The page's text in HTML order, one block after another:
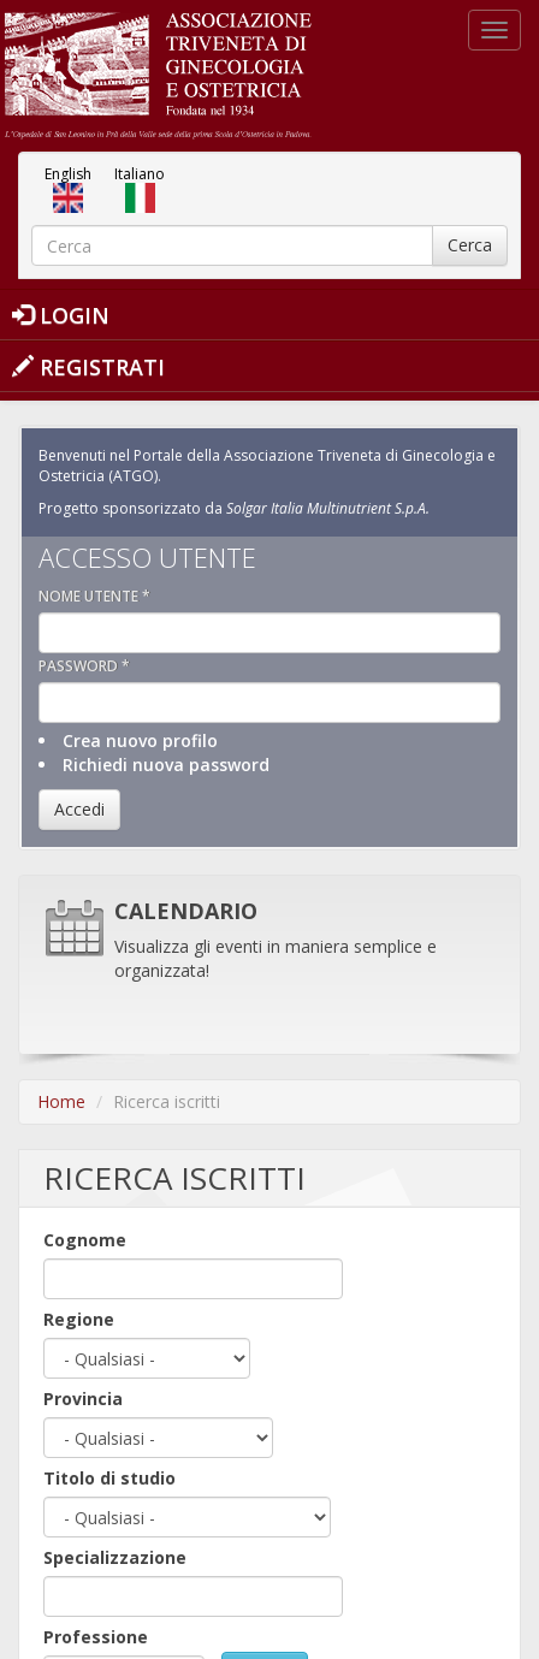
Salta al contenuto principale
English Italiano
FORM DI RICERCA
Cerca
Cerca
LOGIN
REGISTRATI
Benvenuti nel Portale della Associazione Triveneta di Ginecologia e
Ostetricia (ATGO).
Progetto sponsorizzato da Solgar Italia Multinutrient S.p.A.
ACCESSO UTENTE
NOME UTENTE*
PASSWORD*
Crea nuovo profilo
Richiedi nuova password
Accedi
CALENDARIO
Visualizza gli eventi in maniera semplice e
organizzata!
Home Ricerca iscritti
RICERCA ISCRITTI
Cognome
Regione
Provincia
Titolo di studio
Specializzazione
Professione